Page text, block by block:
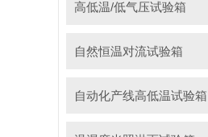
高低温/低气压试验箱
自然恒温对流试验箱
自动化产线高低温试验箱